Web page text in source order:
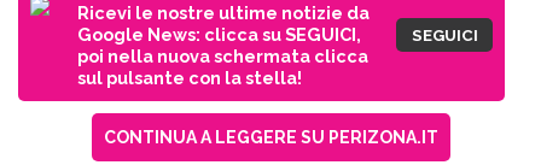
Ricevi le nostre ultime notizie da
Google News: clicca su SEGUICI,
poi nella nuova schermata clicca
sul pulsante con la stella!
SEGUICI
CONTINUA A LEGGERE SU PERIZONA.IT